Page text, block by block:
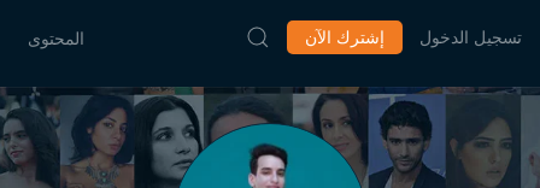
المحتوى إشترك الآن تسجيل الدخول